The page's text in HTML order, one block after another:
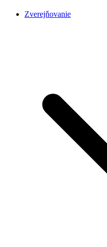
Zverejňovanie